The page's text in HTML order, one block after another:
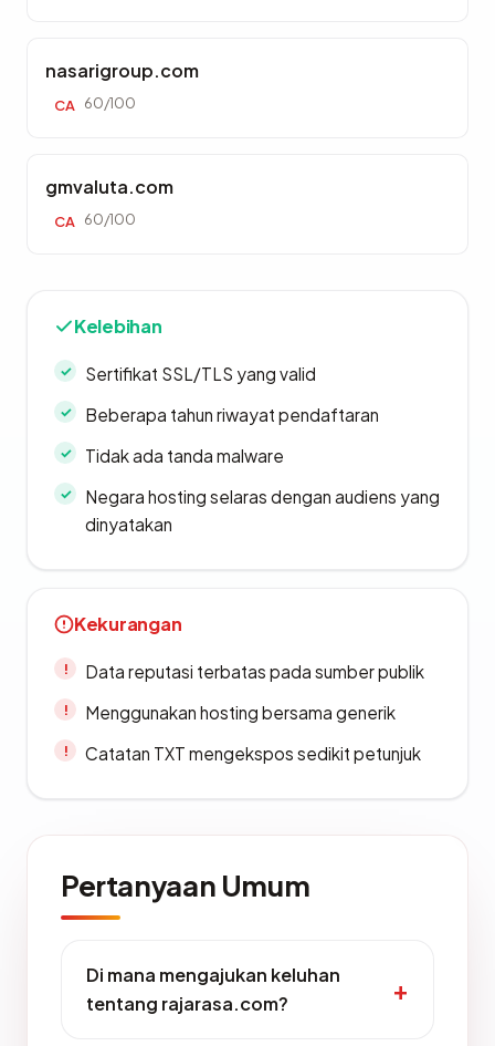
nasarigroup.com
CA 60/100
gmvaluta.com
CA 60/100
Kelebihan
Sertifikat SSL/TLS yang valid
Beberapa tahun riwayat pendaftaran
Tidak ada tanda malware
Negara hosting selaras dengan audiens yang
dinyatakan
Kekurangan
Data reputasi terbatas pada sumber publik
Menggunakan hosting bersama generik
Catatan TXT mengekspos sedikit petunjuk
Pertanyaan Umum
Di mana mengajukan keluhan
tentang rajarasa.com?